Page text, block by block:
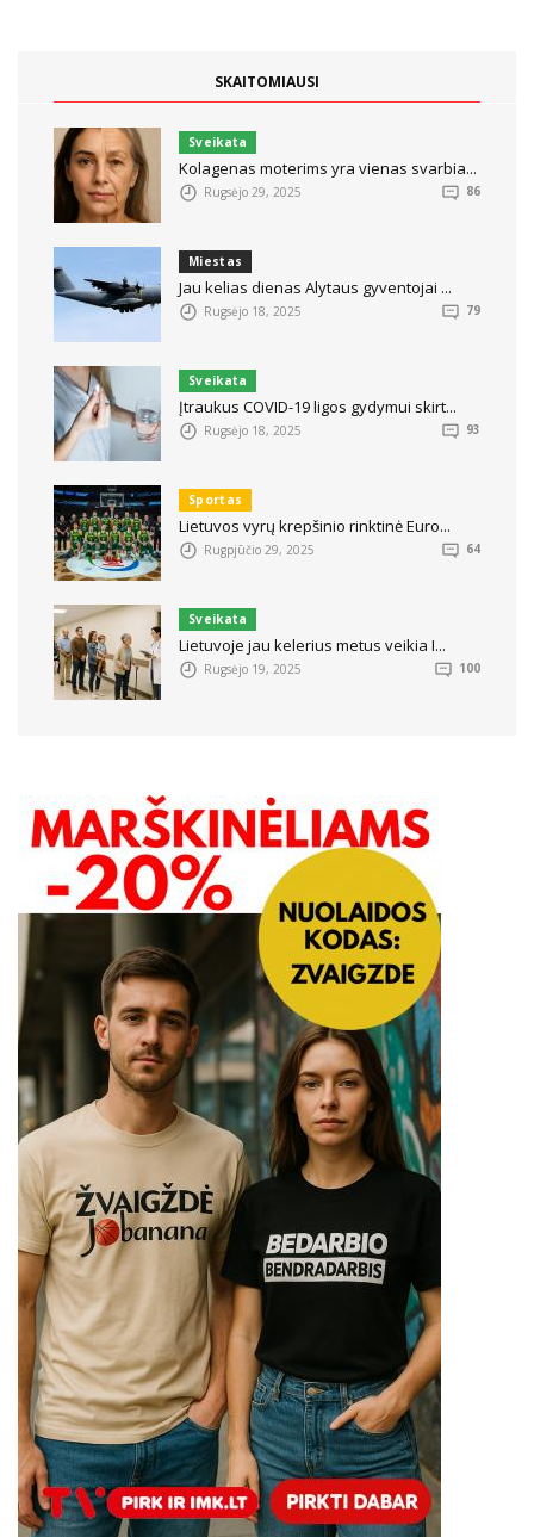
SKAITOMIAUSI
Sveikata
Kolagenas moterims yra vienas svarbia...
Rugsėjo 29, 2025 86
Miestas
Jau kelias dienas Alytaus gyventojai ...
Rugsėjo 18, 2025 79
Sveikata
Įtraukus COVID-19 ligos gydymui skirt...
Rugsėjo 18, 2025 93
Sportas
Lietuvos vyrų krepšinio rinktinė Euro...
Rugpjūčio 29, 2025 64
Sveikata
Lietuvoje jau kelerius metus veikia I...
Rugsėjo 19, 2025 100